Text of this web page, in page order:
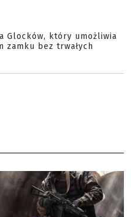
Glocków, który umożliwia
zamku bez trwałych